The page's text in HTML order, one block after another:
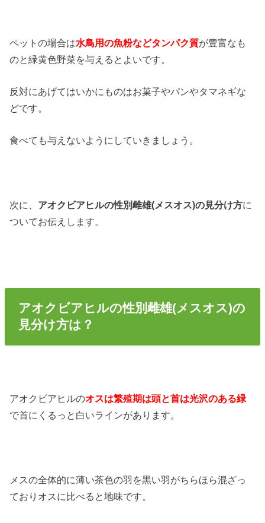
ペットの場合は水鳥用の魚粉などタンパク質が豊富なも
のと緑黄色野菜を与えるとよいです。
反対にあげてはいかにものはお菓子やパンやタマネギな
どです。
食べても与えないようにしていきましょう。
次に、 アオクビアヒルの性別雌雄(メスオス)の見分け方に
ついてお伝えします。
アオクビアヒルの性別雌雄(メスオス)の
見分け方は？
アオクビアヒルのオスは繁殖期は頭と首は光沢のある緑
で首にくるっと白いラインがあります。
メスの全体的に薄い茶色の羽を黒い羽がちらほら混ざっ
ておりオスに比べると地味です。